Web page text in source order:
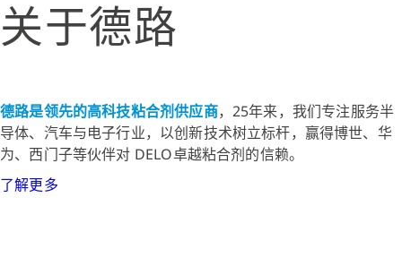
关于德路
德路是领先的高科技粘合剂供应商，25年来，我们专注服务半
导体、汽车与电子行业，以创新技术树立标杆，赢得博世、华
为、西门子等伙伴对 DELO卓越粘合剂的信赖。
了解更多